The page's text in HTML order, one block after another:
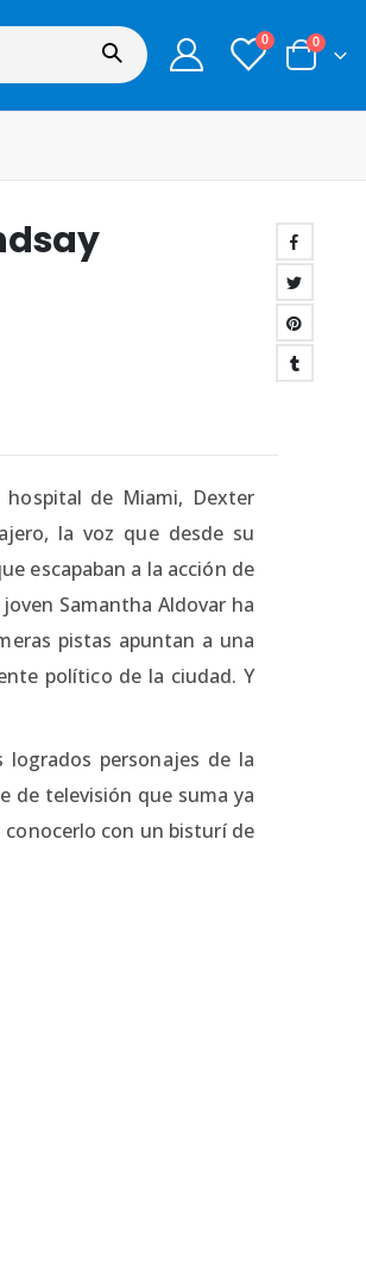
0 0
de Miami, Dexter
la voz que desde su
escapaban a la acción de
Samantha Aldovar ha
pistas apuntan a una
político de la ciudad. Y
personajes de la
de televisión que suma ya
con un bisturí de